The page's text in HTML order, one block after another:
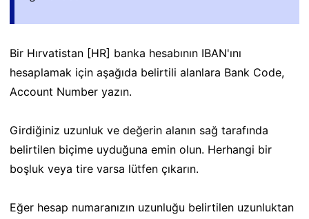
Bir Hırvatistan [HR] banka hesabının IBAN'ını
hesaplamak için aşağıda belirtili alanlara Bank Code,
Account Number yazın.
Girdiğiniz uzunluk ve değerin alanın sağ tarafında
belirtilen biçime uyduğuna emin olun. Herhangi bir
boşluk veya tire varsa lütfen çıkarın.
Eğer hesap numaranızın uzunluğu belirtilen uzunluktan